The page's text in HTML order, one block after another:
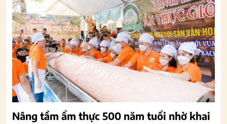
Nâng tầm ẩm thực 500 năm tuổi nhờ khai